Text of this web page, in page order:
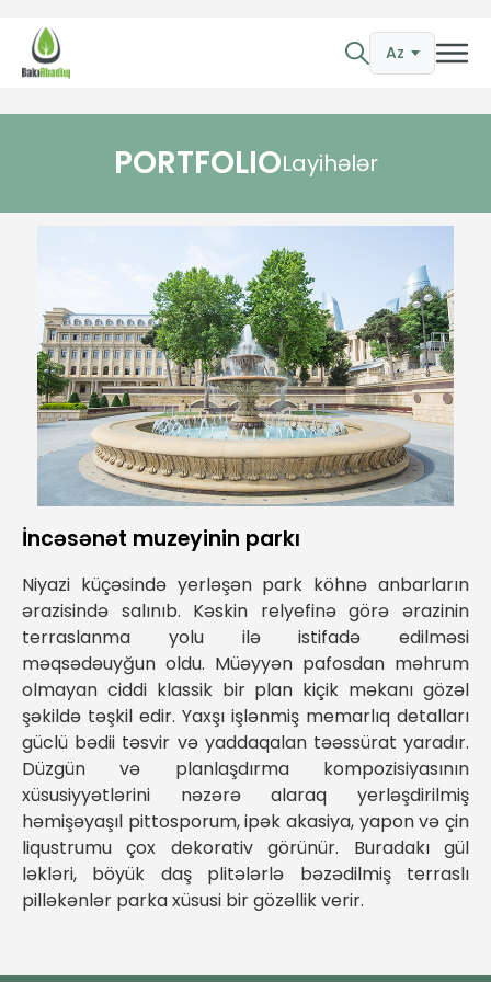
Az
PORTFOLIOLayihələr
İncəsənət muzeyinin parkı
Niyazi küçəsində yerləşən park köhnə anbarların
ərazisində salınıb. Kəskin relyefinə görə ərazinin
terraslanma yolu ilə istifadə edilməsi
məqsədəuyğun oldu. Müəyyən pafosdan məhrum
olmayan ciddi klassik bir plan kiçik məkanı gözəl
şəkildə təşkil edir. Yaxşı işlənmiş memarlıq detalları
güclü bədii təsvir və yaddaqalan təəssürat yaradır.
Düzgün və planlaşdırma kompozisiyasının
xüsusiyyətlərini nəzərə alaraq yerləşdirilmiş
həmişəyaşıl pittosporum, ipək akasiya, yapon və çin
liqustrumu çox dekorativ görünür. Buradakı gül
ləkləri, böyük daş plitələrlə bəzədilmiş terraslı
pilləkənlər parka xüsusi bir gözəllik verir.